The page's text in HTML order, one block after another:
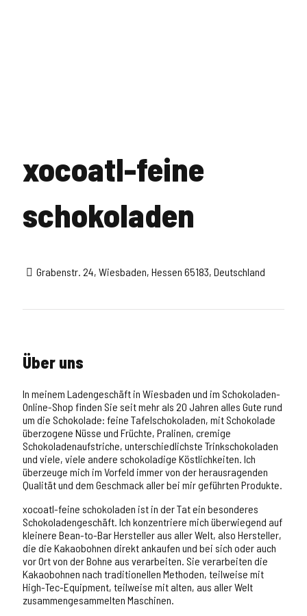
xocoatl-feine
schokoladen
Grabenstr. 24, Wiesbaden, Hessen 65183, Deutschland
Über uns
In meinem Ladengeschäft in Wiesbaden und im Schokoladen-
Online-Shop finden Sie seit mehr als 20 Jahren alles Gute rund
um die Schokolade: feine Tafelschokoladen, mit Schokolade
überzogene Nüsse und Früchte, Pralinen, cremige
Schokoladenaufstriche, unterschiedlichste Trinkschokoladen
und viele, viele andere schokoladige Köstlichkeiten. Ich
überzeuge mich im Vorfeld immer von der herausragenden
Qualität und dem Geschmack aller bei mir geführten Produkte.
xocoatl-feine schokoladen ist in der Tat ein besonderes
Schokoladengeschäft. Ich konzentriere mich überwiegend auf
kleinere Bean-to-Bar Hersteller aus aller Welt, also Hersteller,
die die Kakaobohnen direkt ankaufen und bei sich oder auch
vor Ort von der Bohne aus verarbeiten. Sie verarbeiten die
Kakaobohnen nach traditionellen Methoden, teilweise mit
High-Tec-Equipment, teilweise mit alten, aus aller Welt
zusammengesammelten Maschinen.